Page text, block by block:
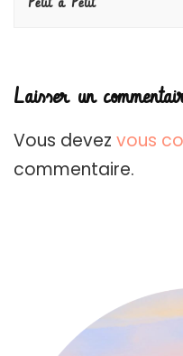
Laisser un
Vous devez vous
commentaire.